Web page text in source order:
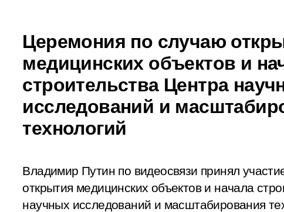
Церемония по случаю
медицинских объектов и
строительства Центра
исследований и
технологий
Владимир Путин по видеосвязи принял
открытия медицинских объектов и начала
научных исследований и масштабирования